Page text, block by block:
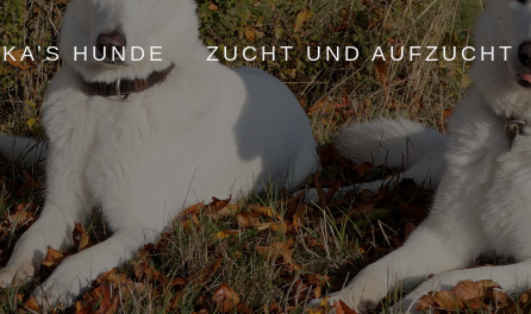
HUNDE ZUCHT UND AUFZUCHT